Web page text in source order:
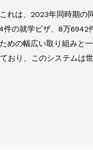
れは、2023年同時期の
の就学ビザ、8万6942
の幅広い取り組みと一
おり、このシステムは